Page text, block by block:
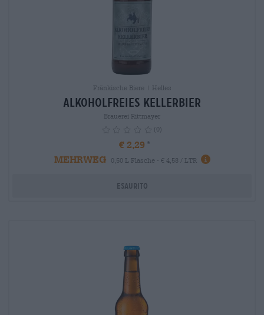
Fränkische Biere | Helles
Alkoholfreies Kellerbier
Brauerei Rittmayer
(0)
€ 2,29
MEHRWEG
0,50 L Flasche - € 4,58 / LTR info
Esaurito